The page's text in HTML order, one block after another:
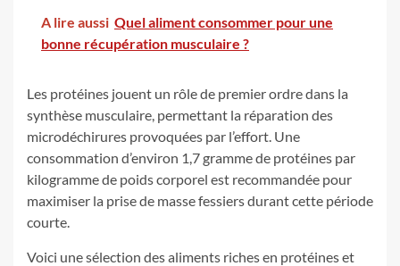
A lire aussi Quel aliment consommer pour une
bonne récupération musculaire ?
Les protéines jouent un rôle de premier ordre dans la
synthèse musculaire, permettant la réparation des
microdéchirures provoquées par l’effort. Une
consommation d’environ 1,7 gramme de protéines par
kilogramme de poids corporel est recommandée pour
maximiser la prise de masse fessiers durant cette période
courte.
Voici une sélection des aliments riches en protéines et